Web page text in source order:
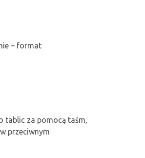
– format
tablic za pomocą taśm,
przeciwnym